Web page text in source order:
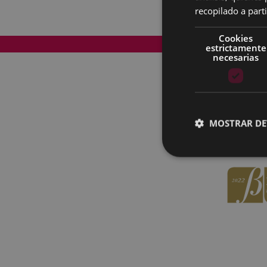
Mapa del Sitio
recopilado a
Cookies
estrictamente
necesarias
MOSTRAR